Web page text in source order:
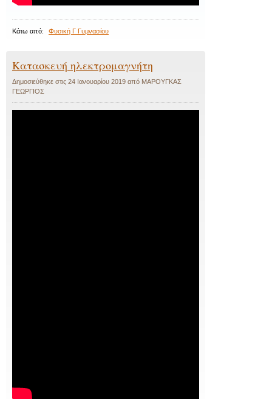
Κάτω από: Φυσική Γ Γυμνασίου
Κατασκευή ηλεκτρομαγνήτη
Δημοσιεύθηκε στις 24 Ιανουαρίου 2019 από ΜΑΡΟΥΓΚΑΣ
ΓΕΩΡΓΙΟΣ